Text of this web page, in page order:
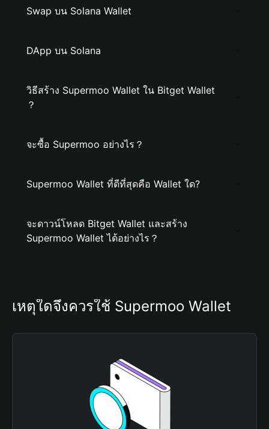
Swap บน Solana Wallet
DApp บน Solana
วิธีสร้าง Supermoo Wallet ใน Bitget Wallet
？
จะซื้อ Supermoo อย่างไร？
Supermoo Wallet ที่ดีที่สุดคือ Wallet ใด?
จะดาวน์โหลด Bitget Wallet และสร้าง
Supermoo Wallet ได้อย่างไร？
เหตุใดจึงควรใช้ Supermoo Wallet